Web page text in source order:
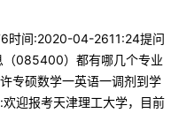
时间:2020-04-2611:24提问
（085400）都有哪几个专业
专硕数学一英语一调剂到学
迎报考天津理工大学，目前